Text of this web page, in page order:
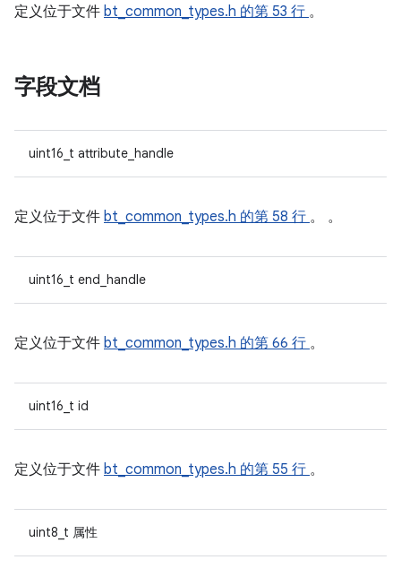
定义位于文件 bt_common_types.h 的第 53 行 。
字段文档
uint16_t attribute_handle
定义位于文件 bt_common_types.h 的第 58 行 。 。
uint16_t end_handle
定义位于文件 bt_common_types.h 的第 66 行 。
uint16_t id
定义位于文件 bt_common_types.h 的第 55 行 。
uint8_t 属性